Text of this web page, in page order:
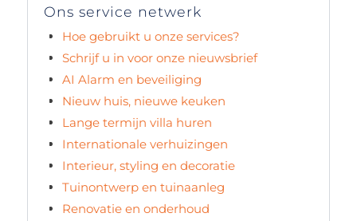
Ons service netwerk
Hoe gebruikt u onze services?
Schrijf u in voor onze nieuwsbrief
AI Alarm en beveiliging
Nieuw huis, nieuwe keuken
Lange termijn villa huren
Internationale verhuizingen
Interieur, styling en decoratie
Tuinontwerp en tuinaanleg
Renovatie en onderhoud